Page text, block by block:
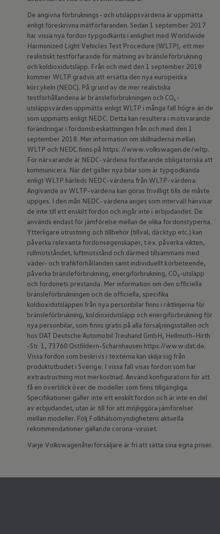
ID.7 Tourer
ID. Cross
ID. Buzz
Konceptbilar
Höjd släpvagnsvikt
Våra laddhybrider
Golf GTE
Passat eHybrid
Tiguan eHybrid
Tayron eHybrid
Laddning och räckvidd
FAQ: Laddning och räckvidd
Hur betalar jag för laddning?
Vad kostar det att äga elbil?
Laddning för din elbil
Karta över laddstationer
Plug & Charge
We Charge
Laddboxen ID. Charger
Vad innebär "räckvidd enligt WLTP?"
Tekniken i elbilen
Klimatanläggning
Värmepump
Bromssystemet i ID.
Batterigaranti och underhåll
ID. Högspänningsbatteri
GTX: Elektrisk prestanda
Elbilsbatteriets råvaror
Mjukvaruuppdateringar för ID.
Enkelt förklarat – så fungerar din ID.
Vanliga frågor
ID. Drivers Club
Service av elbilar
Företag
Business Lease
Företagsleasing
Personalbil
Bonus malus
TCO - Total ägandekostnad
Ordlista
Fleet Interface Data
Millån
Köpa
Bygg din bil
Erbjudanden
Boka provkörning
Vilken Volkswagen passar dig?
Offertförfrågan
Hitta din återförsäljare
Köp tillbehör
Privatleasing Online
De angivna förbruknings- och utsläppsvärdena är uppmätta
enligt föreskrivna mätförfaranden. Sedan 1 september 2017
har vissa nya fordon typgodkänts i enlighet med Worldwide
Harmonized Light Vehicles Test Procedure (WLTP), ett mer
realistiskt testförfarande för mätning av bränsleförbrukning
och koldioxidutsläpp. Från och med den 1 september 2018
kommer WLTP gradvis att ersätta den nya europeiska
körcykeln (NEDC). På grund av de mer realistiska
testförhållandena är bränsleförbrukningen och CO₂-
utsläppsvärden uppmätta enligt WLTP i många fall högre än de
som uppmätts enligt NEDC. Detta kan resultera i motsvarande
förändringar i fordonsbeskattningen från och med den 1
september 2018. Mer information om skillnaderna mellan
WLTP och NEDC finns på https: //www.volkswagen.de/wltp.
För närvarande är NEDC-värdena fortfarande obligatoriska att
kommunicera. När det gäller nya bilar som är typgodkända
enligt WLTP härleds NEDC-värdena från WLTP-värdena.
Angivande av WLTP-värdena kan göras frivilligt tills de måste
uppges. I den mån NEDC-värdena anges som intervall hänvisar
de inte till ett enskilt fordon och ingår inte i erbjudandet. De
används endast för jämförelse mellan de olika fordonstyperna.
Ytterligare utrustning och tillbehör (tillval, däcktyp etc.) kan
påverka relevanta fordonsegenskaper, t.ex. påverka vikten,
rullmotståndet, luftmotstånd och därmed tillsammans med
väder- och trafikförhållanden samt individuellt körbeteende,
påverka bränsleförbrukning, energiförbrukning, CO₂-utsläpp
och fordonets prestanda. Mer information om den officiella
bränsleförbrukningen och de officiella, specifika
koldioxidutsläppen från nya personbilar finns i riktlinjerna för
bränsleförbrukning, koldioxidutsläpp och energiförbrukning för
nya personbilar, som finns gratis på alla försäljningsställen och
hos DAT Deutsche Automobil Treuhand GmbH, Hellmuth-Hirth
-Str. 1, 73760 Ostfildern-Scharnhausen https://www.dat.de.
Vissa fordon som beskrivs i texterna kan skilja sig från
produktutbudet i Sverige. I vissa fall visas fordon som har
extrautrustning mot merkostnad. Använd konfiguratorn för att
få en överblick över de modeller som finns tillgängliga.
Specifikationer gäller inte ett enskilt fordon och är inte en del
av erbjudandet, utan är till för att möjliggöra jämförelser
mellan modeller. Följ Folkhälsomyndighetens aktuella
rekommendationer gällande corona-viruset.
Varje Volkswagenåterförsäljare är fri att sätta sina egna priser.